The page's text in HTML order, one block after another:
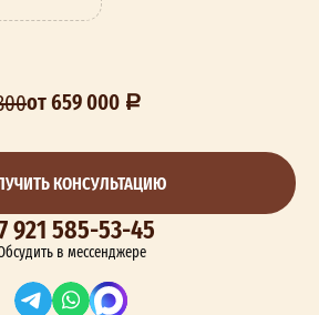
от 659 000
КОНСУЛЬТАЦИЮ
921 585-53-45
в мессенджере